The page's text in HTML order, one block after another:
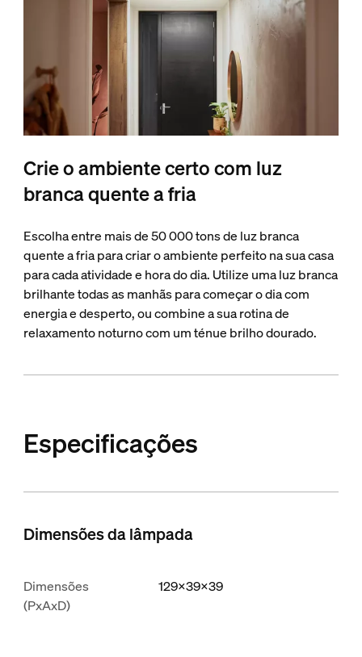
Crie o ambiente certo com luz
branca quente a fria
Escolha entre mais de 50 000 tons de luz branca
quente a fria para criar o ambiente perfeito na sua casa
para cada atividade e hora do dia. Utilize uma luz branca
brilhante todas as manhãs para começar o dia com
energia e desperto, ou combine a sua rotina de
relaxamento noturno com um ténue brilho dourado.
Especificações
Dimensões da lâmpada
Dimensões
(PxAxD)
129x39x39